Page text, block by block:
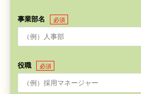
事業部名 必須
役職 必須